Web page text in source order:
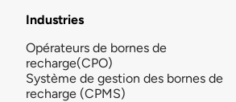
Industries
Opérateurs de bornes de
recharge(CPO)
Système de gestion des bornes de
recharge (CPMS)